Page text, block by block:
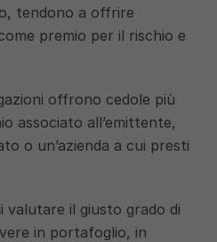
premio per il rischio e
offrono cedole più
associato all’emittente,
o un’azienda a cui presti
valutare il giusto grado di
in portafoglio, in